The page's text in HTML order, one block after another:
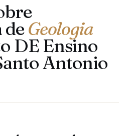
Geologia
DE Ensino
Antonio